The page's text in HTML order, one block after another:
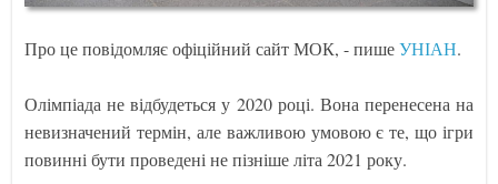
Про це повідомляє офіційний сайт МОК, - пишеУНІАН.
Олімпіада не відбудеться у 2020 році. Вона перенесена на
невизначений термін, але важливою умовою є те, що ігри
повинні бути проведені не пізніше літа 2021 року.